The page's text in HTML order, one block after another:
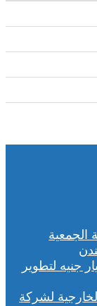
مصر تعلن ضخ 20 مليار جنيه لتطوير